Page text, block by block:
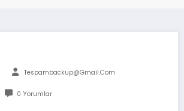
Tespambackup@gmail.com
0 Yorumlar